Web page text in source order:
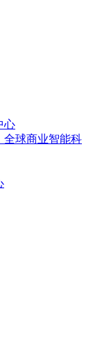
心
全球商业智能科